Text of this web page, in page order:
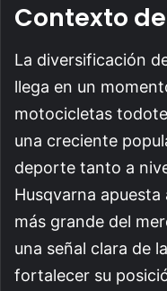
Contexto
La diversificación
llega en un
motocicletas
una creciente
deporte tanto a
Husqvarna
más grande del
una señal clara de
fortalecer su